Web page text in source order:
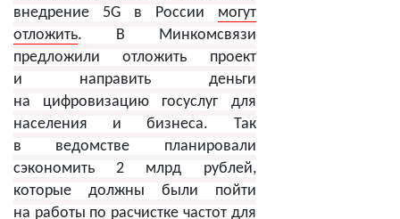
внедрение 5G в России могут
отложить. В Минкомсвязи
предложили отложить проект
и направить деньги
на цифровизацию госуслуг для
населения и бизнеса. Так
в ведомстве планировали
сэкономить 2 млрд рублей,
которые должны были пойти
на работы по расчистке частот для